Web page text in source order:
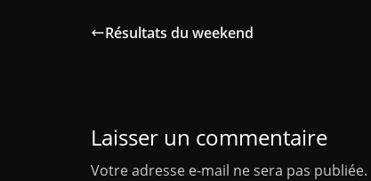
Résultats du weekend
Laisser un commentaire
Votre adresse e-mail ne sera pas publiée.